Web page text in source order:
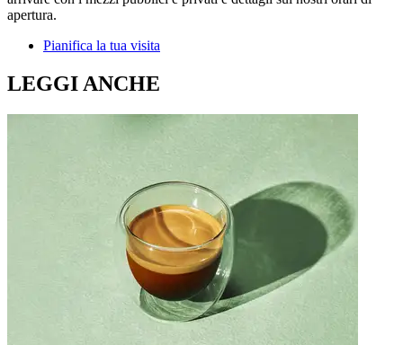
apertura.
Pianifica la tua visita
LEGGI ANCHE